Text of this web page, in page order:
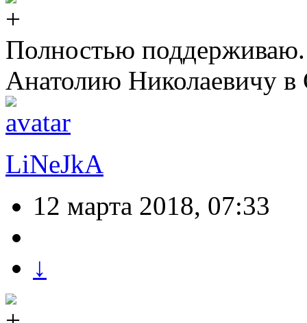
Полностью поддерживаю.
Анатолию Николаевичу
LiNeJkA
12 марта 2018, 07:33
↓